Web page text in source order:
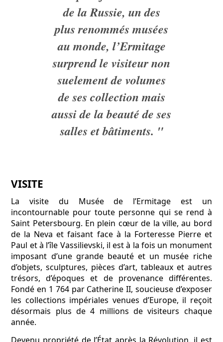
de la Russie, un des
plus renommés musées
au monde, l’Ermitage
surprend le visiteur non
suelement de volumes
de ses collection mais
aussi de la beauté de ses
salles et bâtiments. "
VISITE
La visite du Musée de l’Ermitage est un
incontournable pour toute personne qui se rend à
Saint Petersbourg. En plein cœur de la ville, au bord
de la Neva et faisant face à la Forteresse Pierre et
Paul et à l’île Vassilievski, il est à la fois un monument
imposant d’une grande beauté et un musée riche
d’objets, sculptures, pièces d’art, tableaux et autres
trésors, d’époques et de provenance différentes.
Fondé en 1 764 par Catherine II, soucieuse d’exposer
les collections impériales venues d’Europe, il reçoit
désormais plus de 4 millions de visiteurs chaque
année.